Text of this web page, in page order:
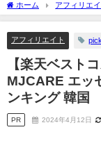
EX 28錠 セルフメデ
ン対象
2024年3月13日
ホーム アフィリエ
MJCARE エッセンスマス
アフィリエイト
【楽天ベスト
MJCARE エッ
ンキング 韓国
PR 2024年4月12日